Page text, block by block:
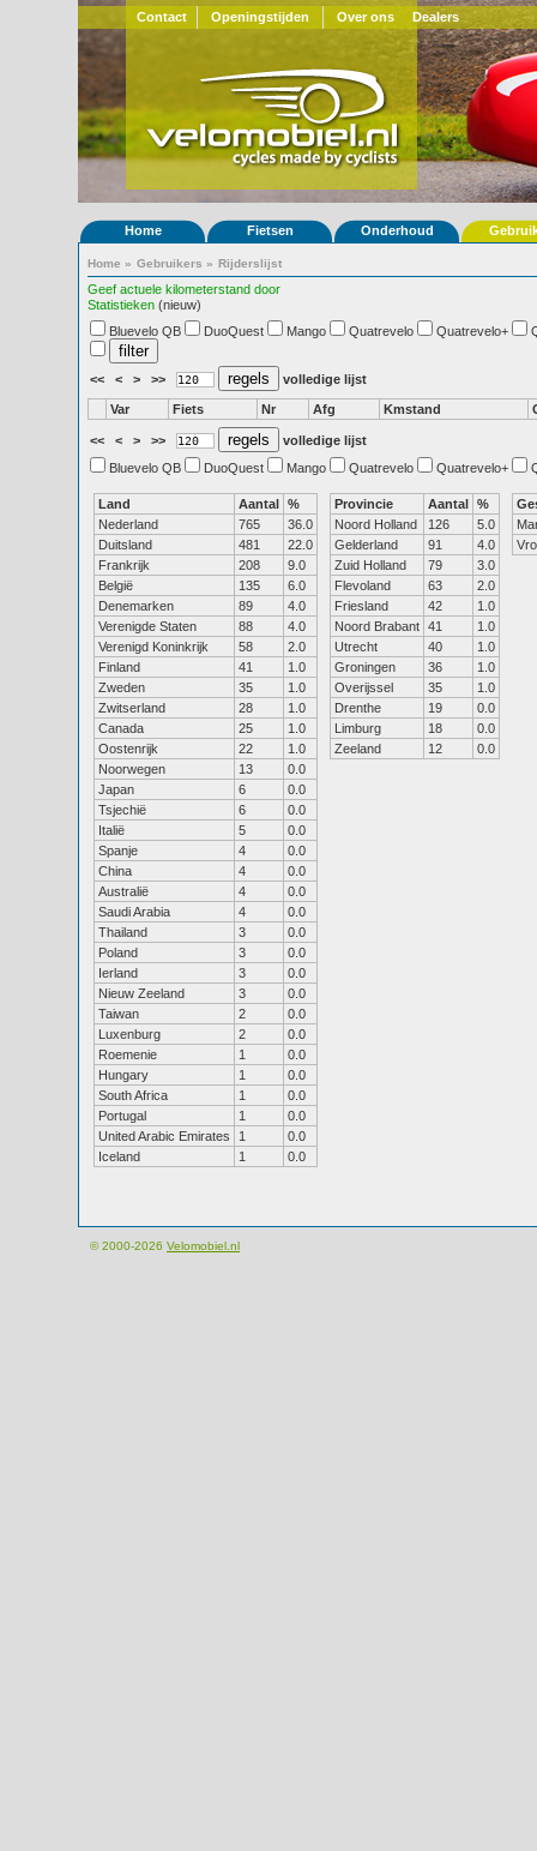
Contact Openingstijden Over ons Dealers
Home Fietsen Onderhoud
Home » Gebruikers » Rijderslijst
Geef actuele kilometerstand door
Statistieken (nieuw)
Bluevelo QB
DuoQuest Mango Quatrevelo Quatrevelo+
<< < > >> volledige lijst
Var Fiets Nr Afg Kmstand
<< < > >>
volledige lijst
Bluevelo QB
DuoQuest Mango Quatrevelo Quatrevelo+
Land Aantal %
Nederland
765
36.0
Duitsland
481
22.0
Frankrijk
208
9.0
België
135
6.0
Denemarken
89
4.0
Verenigde Staten
88
4.0
Verenigd Koninkrijk
58
2.0
Finland
41
1.0
Zweden
35
1.0
Zwitserland
28
1.0
Canada
25
1.0
Oostenrijk
22
1.0
Noorwegen
13
0.0
Japan
6
0.0
Tsjechië
6
0.0
Italië
5
0.0
Spanje
4
0.0
China
4
0.0
Australië
4
0.0
Saudi Arabia
4
0.0
Thailand
3
0.0
Poland
3
0.0
Ierland
3
0.0
Nieuw Zeeland
3
0.0
Taiwan
2
0.0
Luxenburg
2
0.0
Roemenie
1
0.0
Hungary
1
0.0
South Africa
1
0.0
Portugal
1
0.0
United Arabic Emirates
1
0.0
Iceland
1 0.0
Provincie Aantal %
Noord Holland
126
5.0
Gelderland
91
4.0
Zuid Holland
79
3.0
Flevoland
63
2.0
Friesland
42
1.0
Noord Brabant 41
1.0
Utrecht
40
1.0
Groningen
36
1.0
Overijssel
35
1.0
Drenthe
19
0.0
Limburg
18
0.0
Zeeland
12 0.0
© 2000-2026 Velomobiel.nl